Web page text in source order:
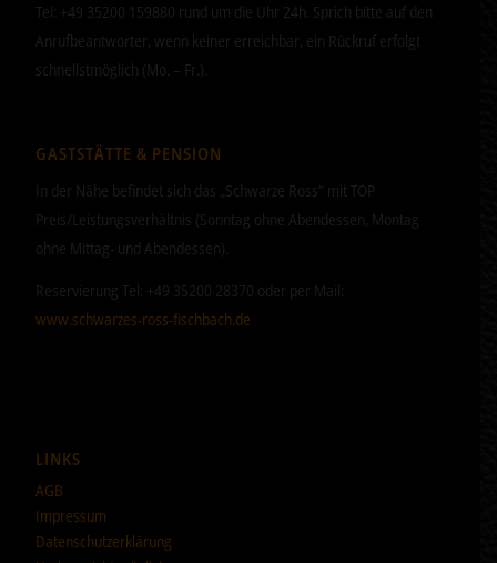
Tel: +49 35200 159880 rund um die Uhr 24h. Sprich bitte auf den
Anrufbeantworter, wenn keiner erreichbar, ein Rückruf erfolgt
schnellstmöglich (Mo. – Fr.).
GASTSTÄTTE & PENSION
In der Nähe befindet sich das „Schwarze Ross“ mit TOP
Preis/Leistungsverhältnis (Sonntag ohne Abendessen, Montag
ohne Mittag- und Abendessen).
Reservierung Tel: +49 35200 28370 oder per Mail:
www.schwarzes-ross-fischbach.de
LINKS
AGB
Impressum
Datenschutzerklärung